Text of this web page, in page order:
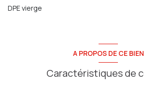
DPE vierge
A PROPOS DE CE BIEN
Caractéristiques de